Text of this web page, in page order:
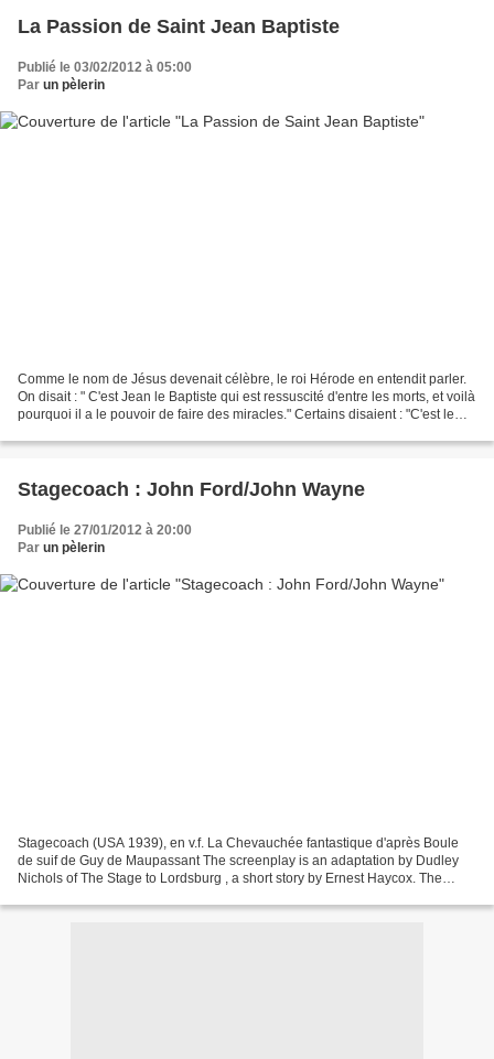
La Passion de Saint Jean Baptiste
Publié le 03/02/2012 à 05:00
Par un pèlerin
Comme le nom de Jésus devenait célèbre, le roi Hérode en entendit parler.
On disait : " C'est Jean le Baptiste qui est ressuscité d'entre les morts, et voilà
pourquoi il a le pouvoir de faire des miracles." Certains disaient : "C'est le
Stagecoach : John Ford/John Wayne
Publié le 27/01/2012 à 20:00
Par un pèlerin
Stagecoach (USA 1939), en v.f. La Chevauchée fantastique d'après Boule
de suif de Guy de Maupassant The screenplay is an adaptation by Dudley
Nichols of The Stage to Lordsburg , a short story by Ernest Haycox. The